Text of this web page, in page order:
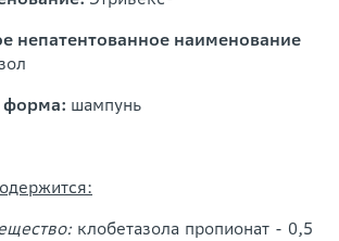
непатентованное наименование
форма: шампунь
клобетазола пропионат - 0,5